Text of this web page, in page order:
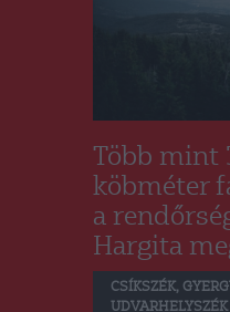
Több mint
köbméter
a
Hargita
CSÍKSZÉK,
UDVARHELYSZÉK